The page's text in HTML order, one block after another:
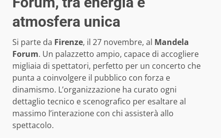
atmosfera unica
Si parte da Firenze, il 27 novembre, al Mandela
Forum. Un palazzetto ampio, capace di accogliere
migliaia di spettatori, perfetto per un concerto che
punta a coinvolgere il pubblico con forza e
dinamismo. L’organizzazione ha curato ogni
dettaglio tecnico e scenografico per esaltare al
massimo l’interazione con chi assisterà allo
spettacolo.